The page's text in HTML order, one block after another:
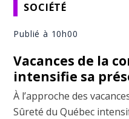
SOCIÉTÉ
Publié à 10h00
Vacances de la
intensifie sa
À l’approche des
Sûreté du Québec